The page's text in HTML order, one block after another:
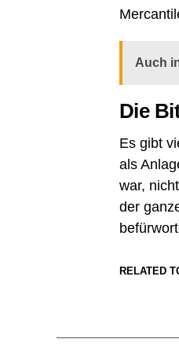
Auch
Die
Es gibt
als
war,
der
RELATED